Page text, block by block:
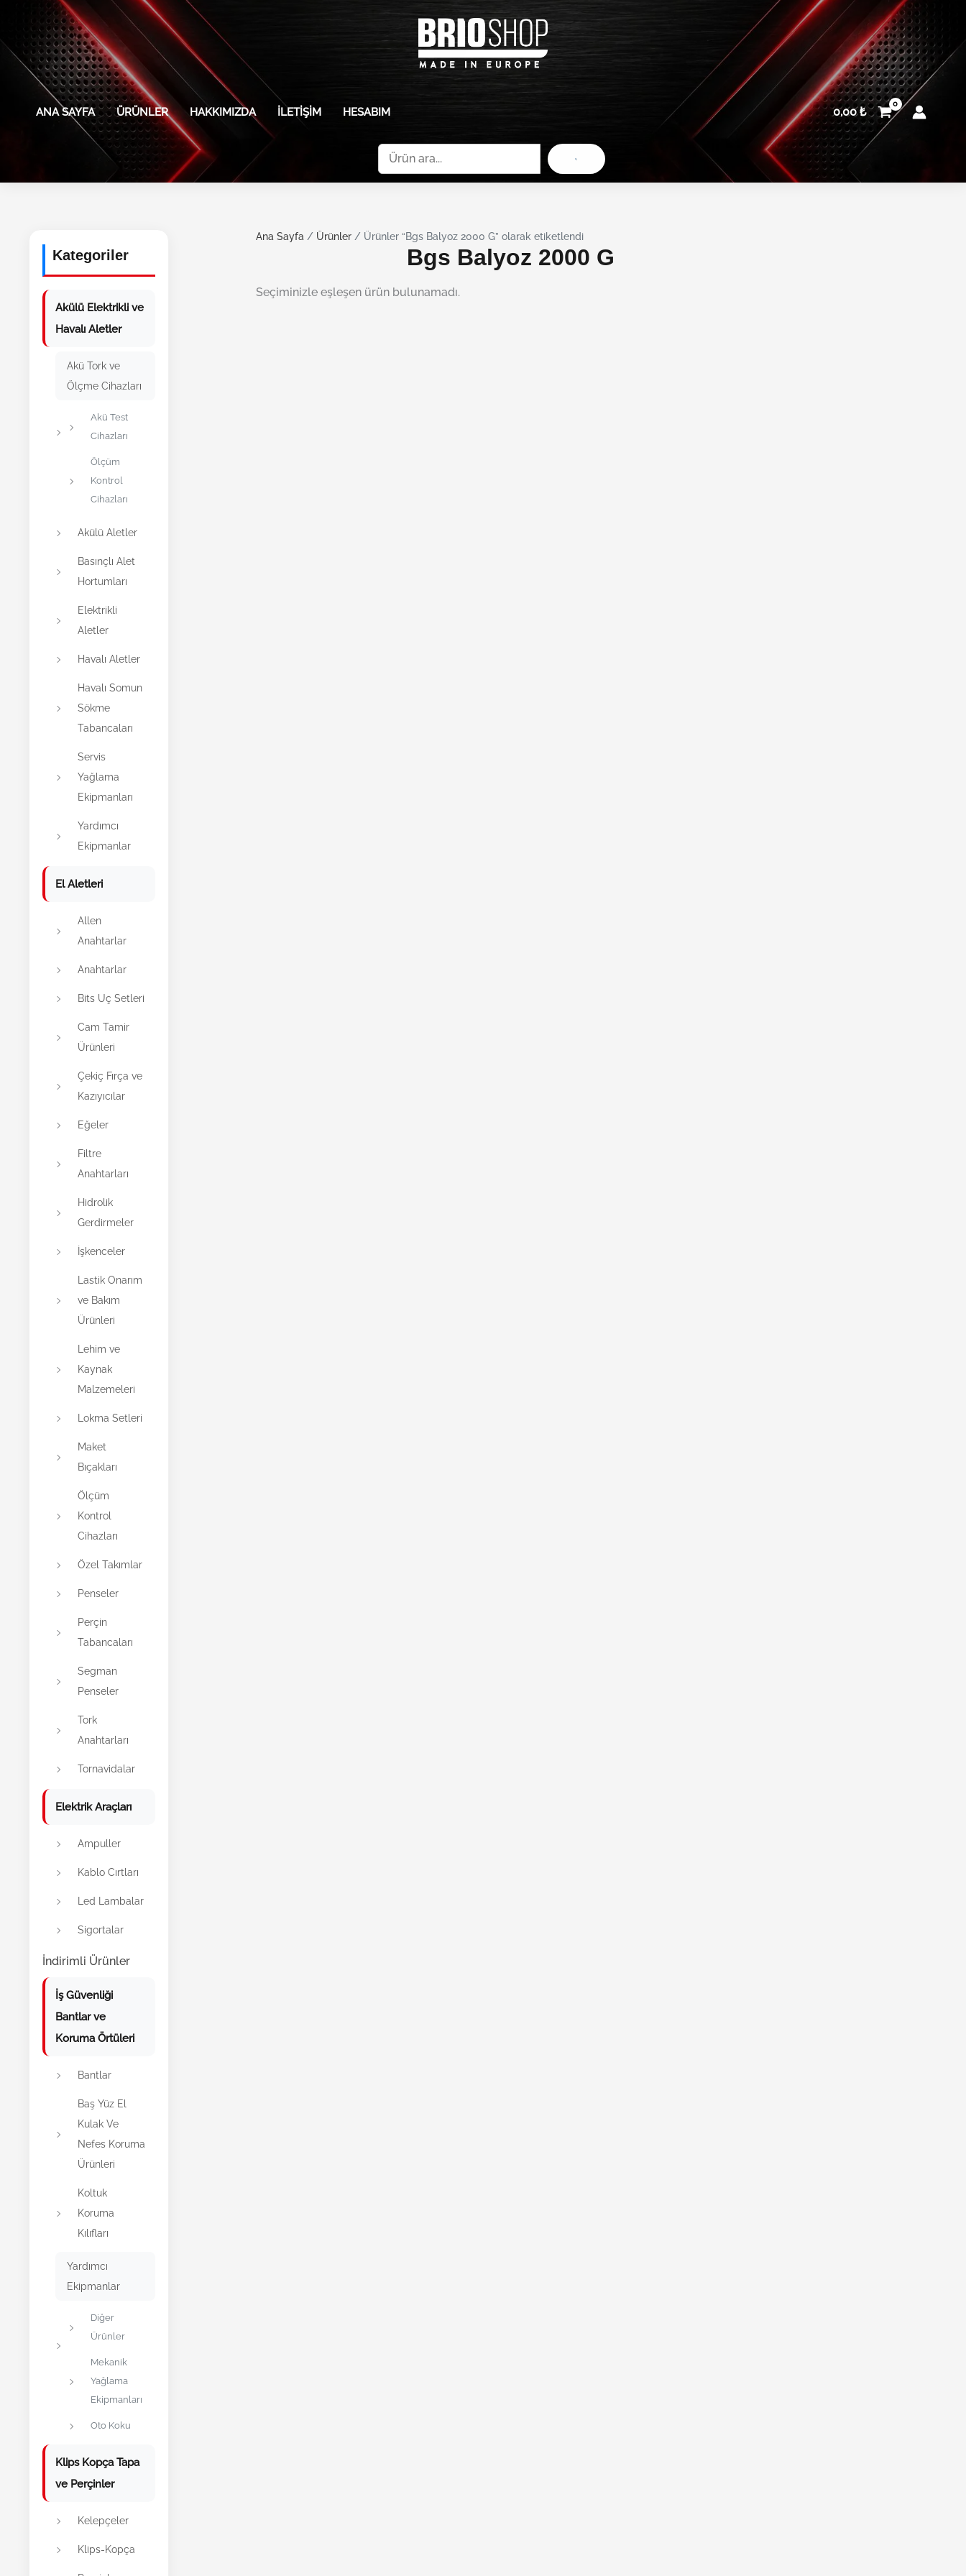
İçeriğe atla
ANA SAYFA ÜRÜNLER HAKKIMIZDA İLETIŞIM HESABIM 0,00₺
Ara
Kategoriler
Akülü Elektrikli ve
Havalı Aletler
Akü Tork ve
Ölçme Cihazları
Akü Test
Cihazları
Ölçüm
Kontrol
Cihazları
Akülü Aletler
Basınçlı Alet
Hortumları
Elektrikli
Aletler
Havalı Aletler
Havalı Somun
Sökme
Tabancaları
Servis
Yağlama
Ekipmanları
Yardımcı
Ekipmanlar
El Aletleri
Allen
Anahtarlar
Anahtarlar
Bits Uç Setleri
Cam Tamir
Ürünleri
Çekiç Fırça ve
Kazıyıcılar
Eğeler
Filtre
Anahtarları
Hidrolik
Gerdirmeler
İşkenceler
Lastik Onarım
ve Bakım
Ürünleri
Lehim ve
Kaynak
Malzemeleri
Lokma Setleri
Maket
Bıçakları
Ölçüm
Kontrol
Cihazları
Özel Takımlar
Penseler
Perçin
Tabancaları
Segman
Penseler
Tork
Anahtarları
Tornavidalar
Elektrik Araçları
Ampuller
Kablo Cırtları
Led Lambalar
Sigortalar
İndirimli Ürünler
İş Güvenliği
Bantlar ve
Koruma Örtüleri
Bantlar
Baş Yüz El
Kulak Ve
Nefes Koruma
Ürünleri
Koltuk
Koruma
Kılıfları
Yardımcı
Ekipmanlar
Diğer
Ürünler
Mekanik
Yağlama
Ekipmanları
Oto Koku
Klips Kopça Tapa
ve Perçinler
Kelepçeler
Klips-Kopça
Ana Sayfa / Ürünler / Ürünler “Bgs Balyoz 2000 G” olarak etiketlendi
Bgs Balyoz 2000 G
Seçiminizle eşleşen ürün bulunamadı.